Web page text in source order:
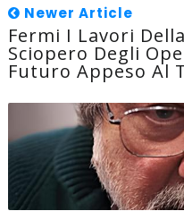
Newer Article
Fermi I Lavori
Sciopero Degli
Futuro Appeso Al